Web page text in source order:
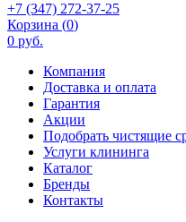
+7 (347) 272-37-25
Корзина (0)
0 руб.
Компания
Доставка и оплата
Гарантия
Акции
Подобрать чистящие
Услуги клининга
Каталог
Бренды
Контакты